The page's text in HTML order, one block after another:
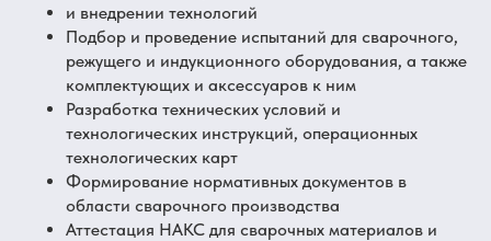
и внедрении технологий
Подбор и проведение испытаний для сварочного,
режущего и индукционного оборудования, а также
комплектующих и аксессуаров к ним
Разработка технических условий и
технологических инструкций, операционных
технологических карт
Формирование нормативных документов в
области сварочного производства
Аттестация НАКС для сварочных материалов и